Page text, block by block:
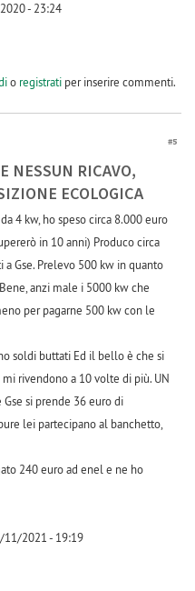
- 23:24
o registratiper inserire commenti.
#5
NESSUN RICAVO,
ECOLOGICA
4 kw, ho speso circa 8.000 euro
in 10 anni) Produco circa
Gse. Prelevo 500 kw in quanto
anzi male i 5000 kw che
per pagarne 500 kw con le
soldi buttati Ed il bello è che si
rivendono a 10 volte di più. UN
Gse si prende 36 euro di
lei partecipano al banchetto,
240 euro ad enel e ne ho
11/2021 - 19:19